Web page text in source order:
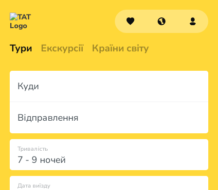
Тури Екскурсії Країни світу
Куди
Відправлення
7 - 9 ночей
Тривалість
Дата виїзду